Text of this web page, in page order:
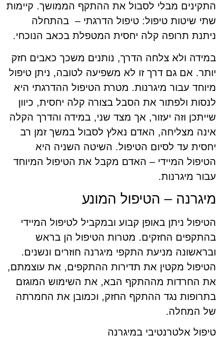
התקינים מבלי לסבול את ההתקף הממושך. קיימות
שתי שיטות טיפול: טיפול הדרגתי – בהתחלה
ניתנת תרופה קלה יחסית המטפלת בכאב הנוכחי.
במידה ולא צלחה הדרך, נותנים משכך כאבים חזק
יותר. אם גם דרך זו לא משפיעה לטובה, ניתן טיפול
מיוחד עבור מיגרנות. מטרת הטיפול ההדרגתי היא
לנסות ולפתור את הסבל בצורה קלה יחסית, כיוון
שייתכן וזה יעזור, אך מצד שני, במידה והדרך הקלה
אינה מצליחה, האדם נאלץ לסבול במשך זמן רב
יחסית עד לסיום הטיפול. השיטה השניה היא
הטיפול המיידי – האדם מקבל את הטיפול המיוחד
עבור מיגרנות.
מיגרנה – הטיפול המונע
הטיפול ניתן באופן קבוע ובמקביל לטיפול המיידי
בהתקפים החזקים. מטרות הטיפול הן בראש
ובראשונה מניעת התקפי מיגרנה חוזרים ונשנים.
הטיפול מקטין את תדירות ההתקפים, את עוצמתם,
את החרדות מההתקף הבא, את השימוש המוגזם
בתרופות נגד ההתקף החזק, וכמובן את החמרתה
של המחלה.
טיפול אלטרנטיבי במיגרנה